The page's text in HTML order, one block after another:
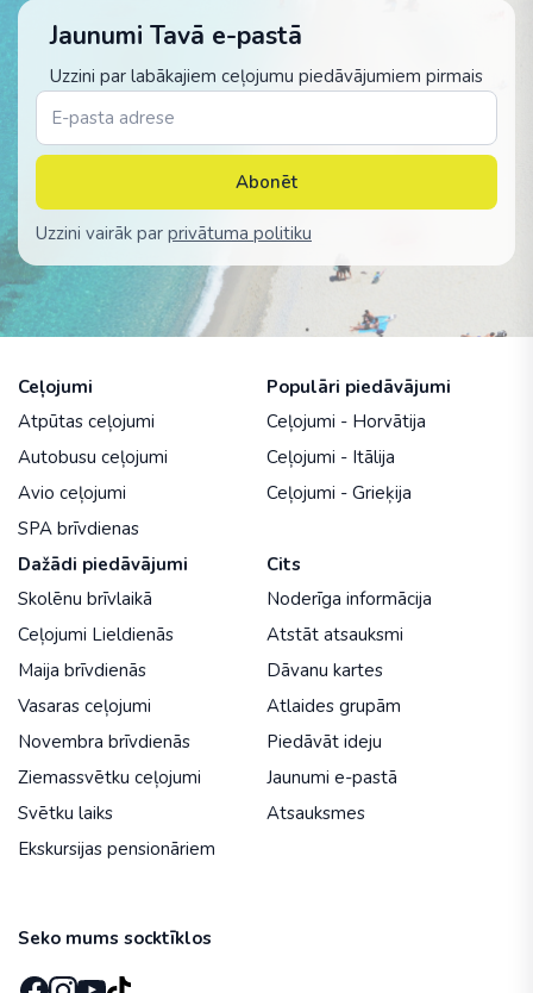
Jaunumi Tavā e-pastā
Uzzini par labākajiem ceļojumu piedāvājumiem pirmais
Abonēt
Uzzini vairāk par privātuma politiku
Ceļojumi
Atpūtas ceļojumi
Autobusu ceļojumi
Avio ceļojumi
SPA brīvdienas
Populāri piedāvājumi
Ceļojumi - Horvātija
Ceļojumi - Itālija
Ceļojumi - Grieķija
Dažādi piedāvājumi
Skolēnu brīvlaikā
Ceļojumi Lieldienās
Maija brīvdienās
Vasaras ceļojumi
Novembra brīvdienās
Ziemassvētku ceļojumi
Svētku laiks
Ekskursijas pensionāriem
Cits
Noderīga informācija
Atstāt atsauksmi
Dāvanu kartes
Atlaides grupām
Piedāvāt ideju
Jaunumi e-pastā
Atsauksmes
Seko mums socktīklos